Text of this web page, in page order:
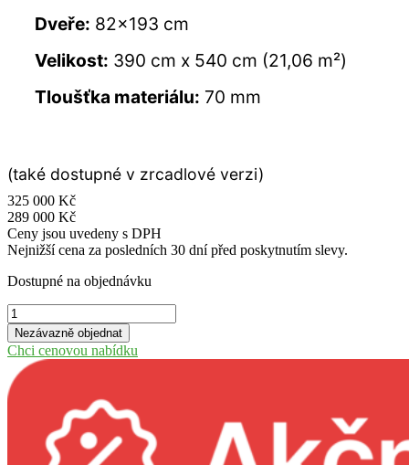
Dveře: 82×193 cm
Velikost: 390 cm x 540 cm (21,06 m²)
Tloušťka materiálu: 70 mm
(také dostupné v zrcadlové verzi)
325 000 Kč
289 000 Kč
Ceny jsou uvedeny s DPH
Nejnižší cena za posledních 30 dní před poskytnutím slevy.
Dostupné na objednávku
Chata
Tahiti
70
množství
Nezávazně objednat
Chci cenovou nabídku